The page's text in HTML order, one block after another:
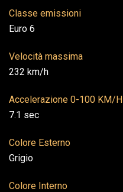
Classe emissioni
Euro 6
Velocità massima
232 km/h
Accelerazione 0-100 KM/H
7.1 sec
Colore Esterno
Grigio
Colore Interno